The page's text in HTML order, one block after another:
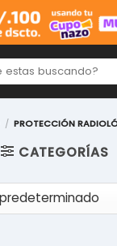
/ PROTECCIÓN
CATEGORÍAS